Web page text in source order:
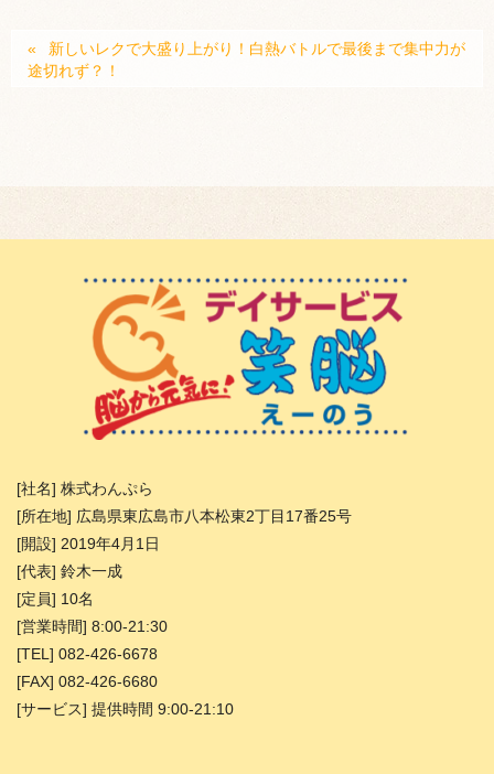
新しいレクで大盛り上がり！白熱バトルで最後まで集中力が
途切れず？！
[社名] 株式わんぷら
[所在地] 広島県東広島市八本松東2丁目17番25号
[開設] 2019年4月1日
[代表] 鈴木一成
[定員] 10名
[営業時間] 8:00-21:30
[TEL] 082-426-6678
[FAX] 082-426-6680
[サービス] 提供時間 9:00-21:10